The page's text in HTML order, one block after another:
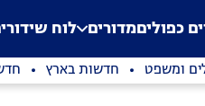
Application error: a
. כפוליםמדורים לוח
ומשפט חדשות בארץ